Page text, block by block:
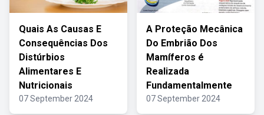
Quais As Causas E
Consequências Dos
Distúrbios
Alimentares E
Nutricionais
07 September 2024
A Proteção Mecânica
Do Embrião Dos
Mamíferos é
Realizada
Fundamentalmente
07 September 2024